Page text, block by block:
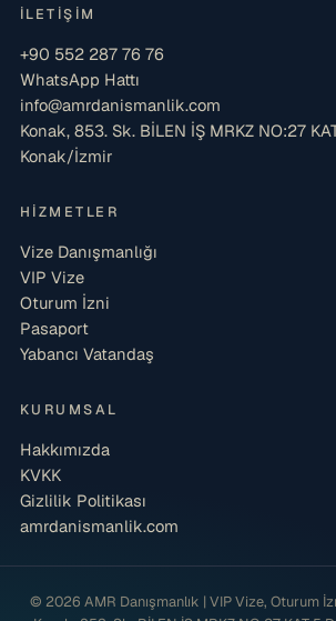
İLETIŞIM
+90 552 287 76 76
WhatsApp Hattı
info@amrdanismanlik.com
Konak, 853. Sk. BİLEN İŞ MRKZ NO:27
Konak/İzmir
HIZMETLER
Vize Danışmanlığı
VIP Vize
Oturum İzni
Pasaport
Yabancı Vatandaş
KURUMSAL
Hakkımızda
KVKK
Gizlilik Politikası
amrdanismanlik.com
© 2026 AMR Danışmanlık | VIP Vize, Oturum